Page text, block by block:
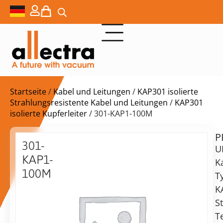
Startseite/ Kabel und Leitungen / KAP301 isolierte
Strahlungsresistente Kabel und Leitungen / KAP301
isolierte Kupferleiter/ 301-KAP1-100M
301-
KAP1-
100M
$